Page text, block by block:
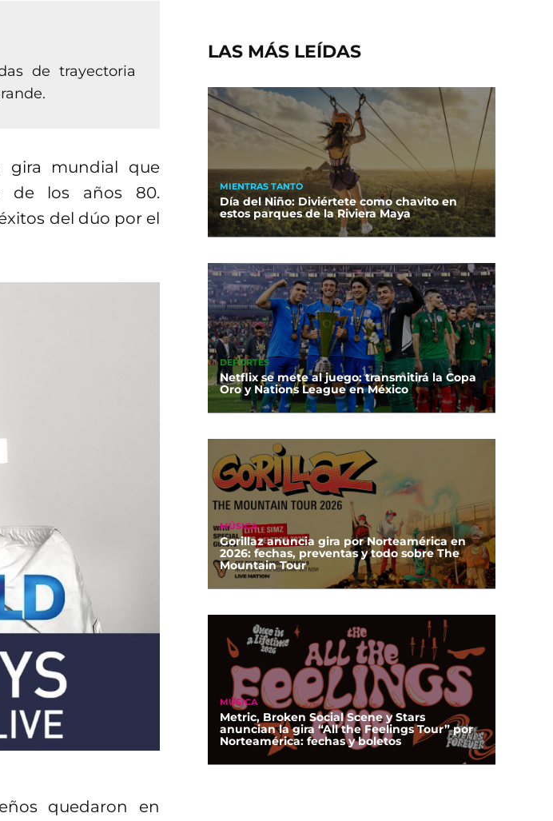
de trayectoria
gira mundial que
de los años 80.
del dúo por el
quedaron en
LAS MÁS LEÍDAS
MIENTRAS TANTO
Día del Niño: Diviértete como chavito en
estos parques de la Riviera Maya
DEPORTES
Netflix se mete al juego: transmitirá la Copa
Oro y Nations League en México
MÚSICA
Gorillaz anuncia gira por Norteamérica en
2026: fechas, preventas y todo sobre The
Mountain Tour
MÚSICA
Metric, Broken Social Scene y Stars
anuncian la gira “All the Feelings Tour” por
Norteamérica: fechas y boletos